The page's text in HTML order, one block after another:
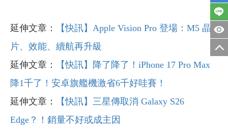
延伸文章：
【快訊】Apple Vision Pro 登場：M5 晶
片、效能、續航再升級
延伸文章：
【快訊】降了降了！iPhone 17 Pro Max
降1千了！安卓旗艦機激省6千好哇賽！
延伸文章：
【快訊】三星傳取消 Galaxy S26
Edge？！銷量不好或成主因